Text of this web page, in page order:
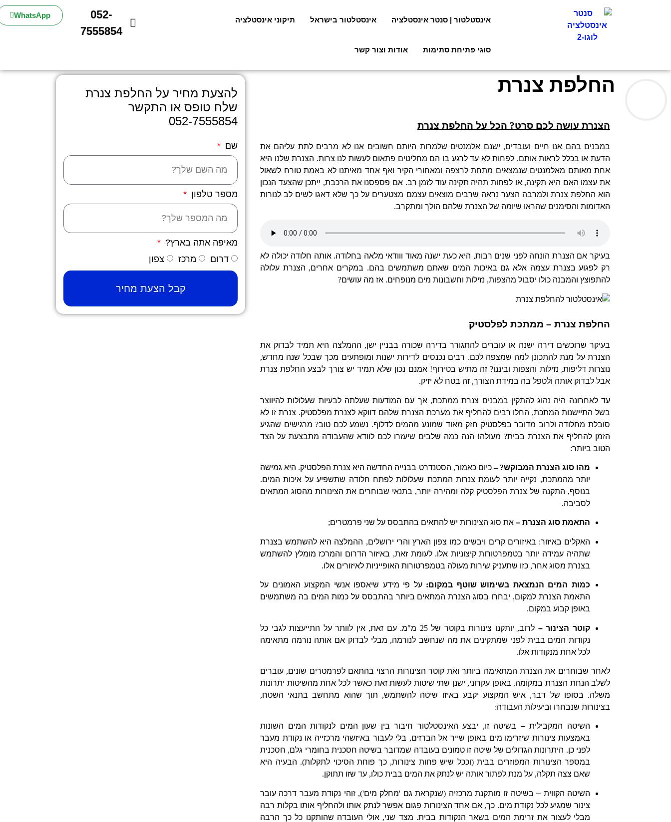
אינסטלטור | סנטר אינסטלציה אינסטלטור בישראל תיקוני אינסטלציה
סוגי פתיחת סתימות אודות וצור קשר
052-
7555854
WhatsApp
החלפת צנרת
הצנרת עושה לכם סרט? הכל על החלפת צנרת
במבנים בהם אנו חיים ועובדים, ישנם אלמנטים שלמרות היותם חשובים אנו לא מרבים לתת עליהם את
הדעת או בכלל לראות אותם, לפחות לא עד לרגע בו הם מחליטים פתאום לעשות לנו צרות. הצנרת שלנו היא
אחת מאותם מאלמנטים שנמצאים מתחת לרצפה ומאחורי הקיר ואף אחד מאיתנו לא באמת טורח לשאול
את עצמו האם היא תקינה,או לפחות תהיה תקינה עוד לזמן רב. אם פספסנו את הרכבת, ייתכן שהצעד הנכון
הוא החלפת צנרת ולמרבה הצער נראה שרבים מוצאים עצמם מצטערים על כך שלא דאגו לשים לב לנורות
האדומות והסימנים שהראו שיומה של הצנרת שלהם הולך ומתקרב.
בעיקר אם הצנרת הונחה לפני שנים רבות, היא כעת ישנה מאוד ווודאי מלאה בחלודה.אותה חלודה יכולה לא
רק לפגוע בצנרת עצמה אלא גם באיכות המים שאתם משתמשים בהם. במקרים אחרים, הצנרת עלולה
להתפוצץ והמבנה כולו יסבול מהצפות, נזילות וחשבונות מים מנופחים. אז מה עושים?
החלפת צנרת – ממתכת לפלסטיק
בעיקר שרוכשים דירה ישנה או עוברים להתגורר בדירה שכורה בבניין ישן, ההמלצה היא תמיד לבדוק את
הצנרת על מנת להתכונן למה שמצפה לכם. רבים נכנסים לדירות ישנות ומופתעים מכך שבכל שנה מחדש,
נוצרות דליפות, נזילות והצפות וביננו? זה מתיש בטירוף!אמנם נכון שלא תמיד יש צורך לבצע החלפת צנרת
אבל לבדוק אותה ולטפל בה במידת הצורך, זה בטח לא יזיק.
עד לאחרונה היה נהוג להתקין במבנים צנרת ממתכת,אך עם המודעות שעלתה לבעיות שעלולות להיווצר
בשל התיישנות המתכת, החלו רבים להחליף את מערכת הצנרת שלהם דווקא לצנרת מפלסטיק. צנרת זו לא
סובלת מחלודה ולרוב מדובר בפלסטיק חזק מאוד שמונע מהמים לדלוף. נשמע לכם טוב? מרגישים שהגיע
הזמן להחליף את הצנרת בבית? מעולה! הנה כמה שלבים שיעזרו לכם לוודא שהעבודה מתבצעת על הצד
הטוב ביותר:
מהו סוג הצנרת המבוקש? –כיום כאמור, הסטנדרט בבנייה החדשה היא צנרת הפלסטיק. היא גמישה
יותר מהמתכת, נקייה יותר לעומת צנרות המתכת שעלולות לפתח חלודה שתשפיע על איכות המים.
בנוסף, התקנה של צנרת הפלסטיק קלה ומהירה יותר, בתנאי שבוחרים את הצינורות מהסוג המתאים
לסביבה.
התאמת סוג הצנרת – את סוג הצינורות יש להתאים בהתבסס על שני פרמטרים;
האקלים באיזור: באיזורים קרים ויבשים כמו צפון הארץ והרי ירושלים, ההמלצה היא להשתמש בצנרת
שתהיה עמידה יותר בטמפרטורות קיצוניות אלו.לעומת זאת, באיזור הדרום והמרכז מומלץ להשתמש
בצנרת מסוג אחר, כזו שתעניק שירות מעולה בטמפרטורות האופייניות לאיזורים אלו.
כמות המים הנמצאת בשימוש שוטף במקום:על פי מידע שיאספו אנשי המקצוע האמונים על
התאמת הצנרת למקום, יבחרו בסוג הצנרת המתאים ביותר בהתבסס על כמות המים בה משתמשים
באופן קבוע במקום.
קוטר הצינור – לרוב, יותקנו צינורות בקוטר של25 מ"מ.עם זאת,אין לוותר על התייעצות לגבי כל
נקודות המים בבית לפני שמתקינים את מה שנחשב לנורמה, מבלי לבדוק אם אותה נורמה מתאימה
לכל אחת מנקודות אלו.
לאחר שבוחרים את הצנרת המתאימה ביותר ואת קוטר הצינורות הרצוי בהתאם לפרמטרים שונים, עוברים
לשלב הנחת הצנרת במקומה. באופן עקרוני, ישנן שתי שיטות לעשות זאת כאשר לכל אחת מהשיטות יתרונות
משלה. בסופו של דבר, איש המקצוע יקבע באיזו שיטה להשתמש, תוך שהוא מתחשב בתנאי השטח,
בצינורות שנבחרו וביעילות העבודה:
השיטה המקבילית – בשיטה זו, יבצע האינסטלטור חיבור בין שעון המים לנקודות המים השונות
באמצעות צינורות שיזרימו מים באופן שייר אל הברזים, בלי לעבור באיזשהי מרכזייה או נקודת מעבר
לפני כן. היתרונות הגדולים של שיטה זו טמונים בעובדה שמדובר בשיטה חסכנית בחומרי גלם, חסכנית
במספר הצינורות המפוזרים בבית(וככל שיש פחות צינורות,כך פוחת הסיכוי לתקלות). הבעיה היא
שאם צצה תקלה, על מנת לפתור אותה יש לנתק את המים בבית כולו, עד שזו תתוקן.
השיטה הקווית – בשיטה זו מותקנת מרכזיה (שנקראת גם 'מחלק מים'),זוהי נקודת מעבר דרכה עובר
צינור שמגיע לכל נקודת מים. כך,אם אחד הצינורות פגום אפשר לנתק אותו ולהחליף אותו בקלות רבה
מבלי לעצור את זרימת המים בשאר הנקודות בבית. מצד שני,אולי העובדה שהותקנו כל כך הרבה
להצעת מחיר על החלפת צנרת
שלח טופס או התקשר
052-7555854
שם
מספר טלפון
מאיפה אתה בארץ?
דרום
מרכז צפון
קבל הצעת מחיר